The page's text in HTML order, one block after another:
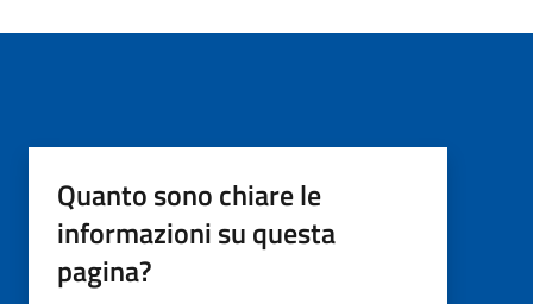
Quanto sono chiare le
informazioni su questa
pagina?